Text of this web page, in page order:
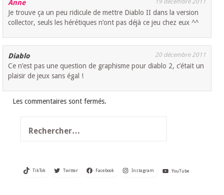
Anne 19 décembre 2011
Je trouve ça un peu ridicule de mettre Diablo II dans la version
collector, seuls les hérétiques n’ont pas déjà ce jeu chez eux ^^
Diablo 20 décembre 2011
Ce n’est pas une question de graphisme pour diablo 2, c’était un
plaisir de jeux sans égal !
Les commentaires sont fermés.
TikTok Twitter Facebook Instagram YouTube